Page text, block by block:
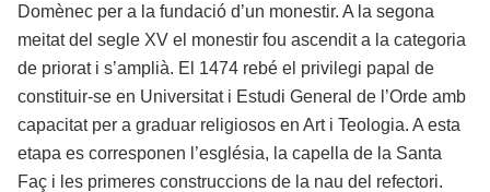
Domènec per a la fundació d’un monestir. A la segona
meitat del segle XV el monestir fou ascendit a la categoria
de priorat i s’amplià. El 1474 rebé el privilegi papal de
constituir-se en Universitat i Estudi General de l’Orde amb
capacitat per a graduar religiosos en Art i Teologia. A esta
etapa es corresponen l’església, la capella de la Santa
Faç i les primeres construccions de la nau del refectori.